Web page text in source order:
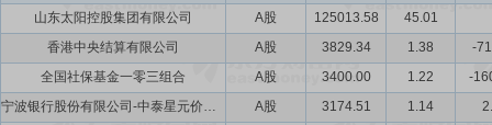
山东太阳控股集团有限公司
A股 125013.58
45.01
香港中央结算有限公司
A股 3829.34 1.38
-
全国社保基金一零三组合
A股 3400.00 1.22
-
宁波银行股份有限公司-中泰星元价值优选灵活配置混合型证券投资基金
A股 3174.51 1.14